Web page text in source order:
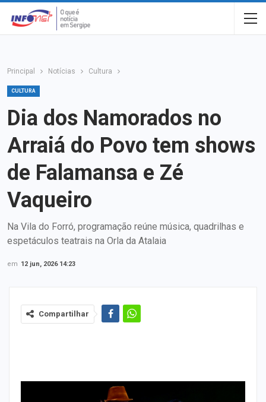
Principal Notícias Cultura
CULTURA
Dia dos Namorados no
Arraiá do Povo tem shows
de Falamansa e Zé
Vaqueiro
Na Vila do Forró, programação reúne música, quadrilhas e
espetáculos teatrais na Orla da Atalaia
em 12 jun, 2026 14:23
Compartilhar